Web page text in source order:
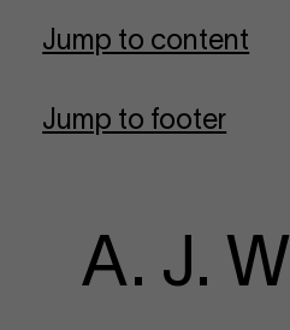
Jump to content
Jump to footer
To Frontpage
A. J.